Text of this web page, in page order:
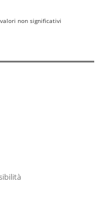
non significativi